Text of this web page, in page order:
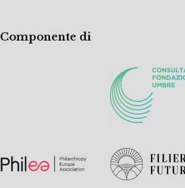
Componente di